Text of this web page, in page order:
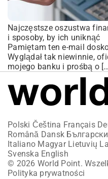
Najczęstsze oszustwa
i sposoby, by ich uniknąć
Pamiętam ten e-mail
Wyglądał tak niewinnie,
mojego banku i prośbą o
Polski Čeština Français
Română Dansk Български
Italiano Magyar Lietuvių
Svenska English
© 2026 World Point.
Polityka prywatności